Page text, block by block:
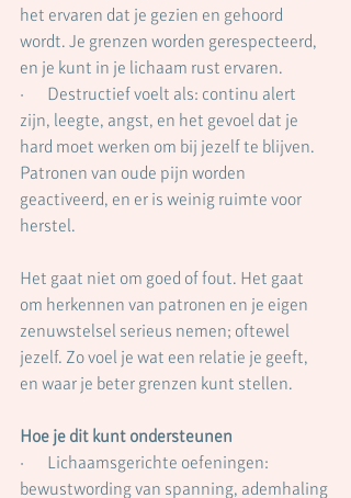
het ervaren dat je gezien en gehoord
wordt. Je grenzen worden gerespecteerd,
en je kunt in je lichaam rust ervaren.
·       Destructief voelt als: continu alert
zijn, leegte, angst, en het gevoel dat je
hard moet werken om bij jezelf te blijven.
Patronen van oude pijn worden
geactiveerd, en er is weinig ruimte voor
herstel.
Het gaat niet om goed of fout. Het gaat
om herkennen van patronen en je eigen
zenuwstelsel serieus nemen; oftewel
jezelf. Zo voel je wat een relatie je geeft,
en waar je beter grenzen kunt stellen.
Hoe je dit kunt ondersteunen
·       Lichaamsgerichte oefeningen:
bewustwording van spanning, ademhaling